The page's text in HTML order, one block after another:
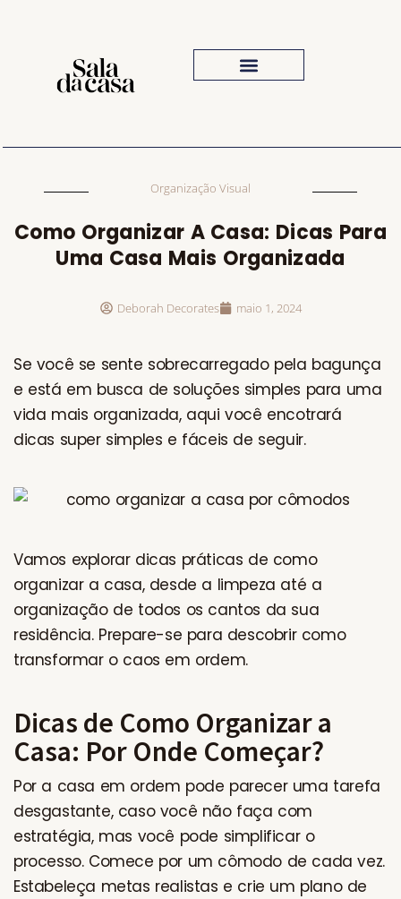
Organização Visual
Como Organizar A Casa: Dicas Para
Uma Casa Mais Organizada
Deborah Decorates maio 1, 2024
Se você se sente sobrecarregado pela bagunça
e está em busca de soluções simples para uma
vida mais organizada, aqui você encotrará
dicas super simples e fáceis de seguir.
Vamos explorar dicas práticas de como
organizar a casa, desde a limpeza até a
organização de todos os cantos da sua
residência. Prepare-se para descobrir como
transformar o caos em ordem.
Dicas de Como Organizar a
Casa: Por Onde Começar?
Por a casa em ordem pode parecer uma tarefa
desgastante, caso você não faça com
estratégia, mas você pode simplificar o
processo. Comece por um cômodo de cada vez.
Estabeleça metas realistas e crie um plano de